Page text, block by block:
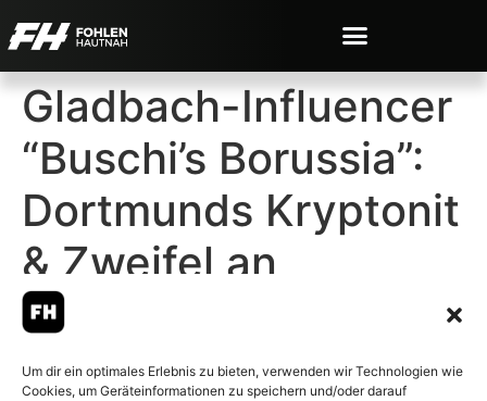
Um dir ein optimales Erlebnis zu bieten, verwenden wir Technologien wie
Cookies, um Geräteinformationen zu speichern und/oder darauf
Gladbach-Influencer
“Buschi’s Borussia”:
Dortmunds Kryptonit
& Zweifel an
Sportvorstand
Roland Virkus